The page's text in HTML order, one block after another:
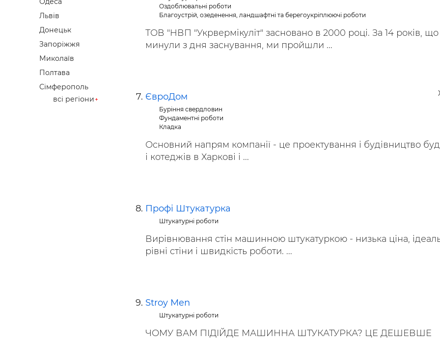
Львів
Донецьк
Запоріжжя
Миколаїв
Полтава
Сімферополь
всі регіони
Оздоблювальні роботи
Благоустрій, озеденення, ландшафтні та берегоукріплюючі роботи
ТОВ "НВП "Укрвермікуліт" засновано в 2000 році. За 14 років, що
минули з дня заснування, ми пройшли ...
ЄвроДом
Буріння свердловин
Фундаментні роботи
Кладка
Основний напрям компанії - це проектування і будівництво
і котеджів в Харкові і ...
Профі Штукатурка
Штукатурні роботи
Вирівнювання стін машинною штукатуркою - низька ціна,
рівні стіни і швидкість роботи. ...
Stroy Men
Штукатурні роботи
ЧОМУ ВАМ ПІДІЙДЕ МАШИННА ШТУКАТУРКА? ЦЕ ДЕШЕВШЕ